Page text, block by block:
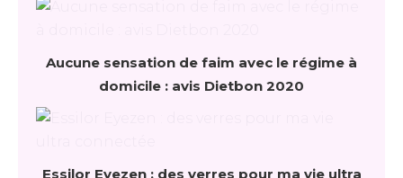
Aucune sensation de faim avec le régime à
domicile : avis Dietbon 2020
Essilor Eyezen : des verres pour ma vie ultra